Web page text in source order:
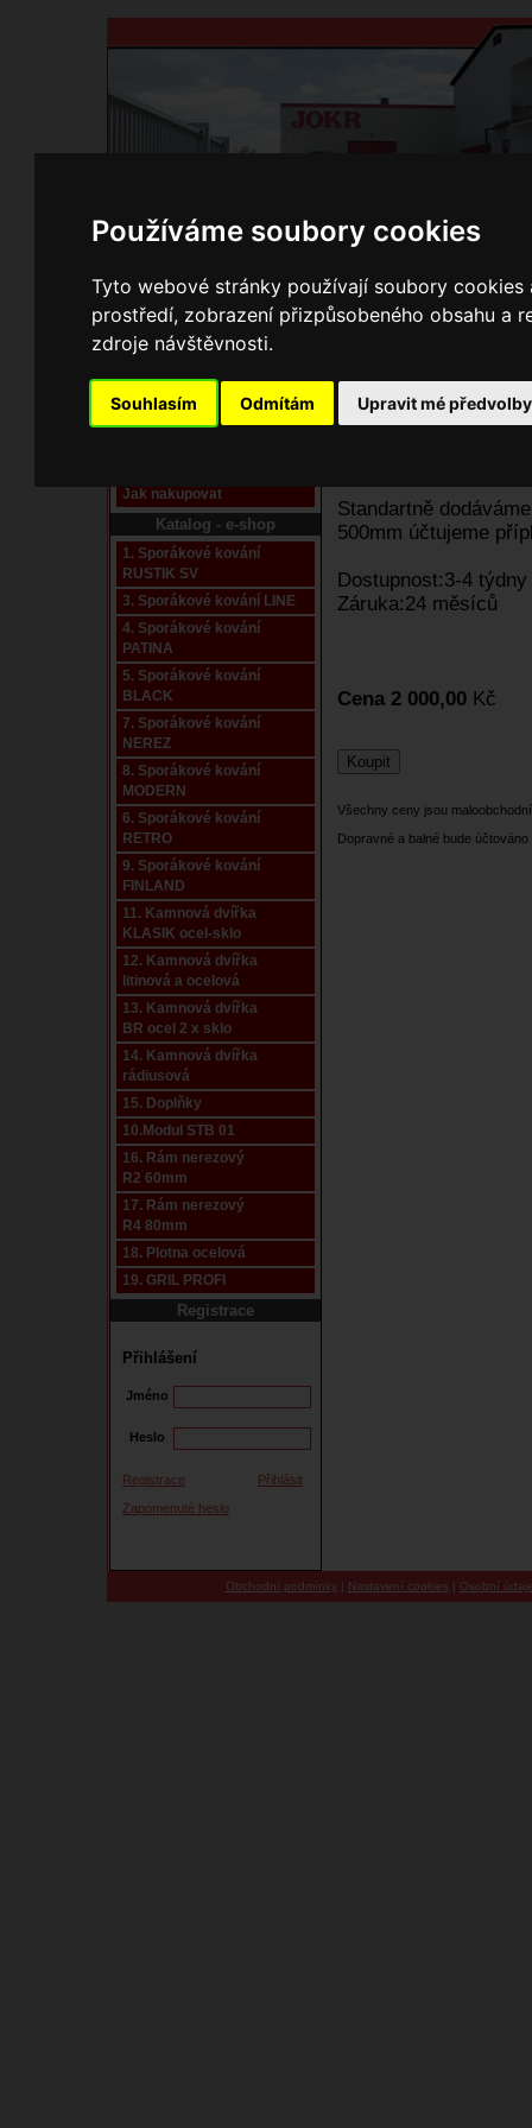
Používáme soubory cookies
Tyto webové stránky používají soubory
prostředí, zobrazení přizpůsobeného obsahu a
zdroje návštěvnosti.
Souhlasím Odmítám Upravit mé předvolby
Domů Kontakty Přihlášení Ke
Pracoviště laser
Nové pracoviště firmy
Jak nakupovat
Katalog - e-shop
1. Sporákové kování
RUSTIK SV
3. Sporákové kování LINE
4. Sporákové kování
PATINA
5. Sporákové kování
BLACK
7. Sporákové kování
NEREZ
8. Sporákové kování
MODERN
6. Sporákové kování
RETRO
9. Sporákové kování
FINLAND
11. Kamnová dvířka
KLASIK ocel-sklo
12. Kamnová dvířka
litinová a ocelová
13. Kamnová dvířka
BR ocel 2 x sklo
14. Kamnová dvířka
rádiusová
15. Doplňky
10.Modul STB 01
16. Rám nerezový
R2 60mm
17. Rám nerezový
R4 80mm
18. Plotna ocelová
19. GRIL PROFI
Registrace
Přihlášení
Jméno
Heslo
Registrace
Přihlásit
Zapomenuté heslo
E-shop JOKR
01170128
Standartně
500mm účtujeme
Dostupnost:3-4 týdny
Záruka:24 měsíců
Cena 2 000,00 Kč
Všechny ceny jsou
Dopravné a balné bude
Obchodní podmínky| Nastavení cookies | Osobní